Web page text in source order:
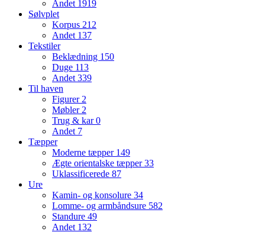
Andet 1919
Sølvplet
Korpus 212
Andet 137
Tekstiler
Beklædning 150
Duge 113
Andet339
Til haven
Figurer2
Møbler2
Trug & kar0
Andet 7
Tæpper
Moderne tæpper 149
Ægte orientalske tæpper33
Uklassificerede 87
Ure
Kamin- og konsolure 34
Lomme- og armbåndsure 582
Standure 49
Andet 132